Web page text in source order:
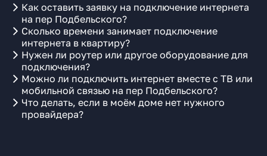
Как оставить заявку на подключение интернета
на пер Подбельского?
Сколько времени занимает подключение
интернета в квартиру?
Нужен ли роутер или другое оборудование для
подключения?
Можно ли подключить интернет вместе с ТВ или
мобильной связью на пер Подбельского?
Что делать, если в моём доме нет нужного
провайдера?